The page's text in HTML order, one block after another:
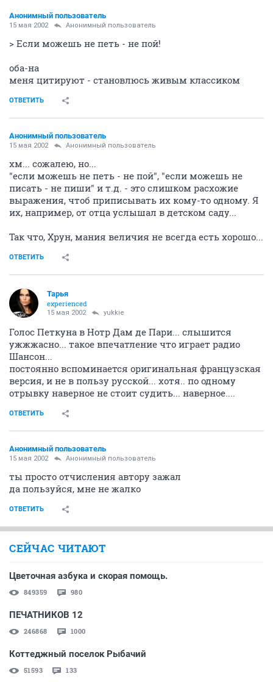
Анонимный пользователь
15 мая 2002 Анонимный пользователь
> Если можешь не петь - не пой!
оба-на
меня цитируют - становлюсь живым классиком
ОТВЕТИТЬ
Анонимный пользователь
15 мая 2002 Анонимный пользователь
хм... сожалею, но...
"если можешь не петь - не пой", "если можешь не
писать - не пиши" и т.д. - это слишком расхожие
выражения, чтоб приписывать их кому-то одному. Я
их, например, от отца услышал в детском саду...
Так что, Хрун, мания величия не всегда есть хорошо...
ОТВЕТИТЬ
Тарья
experienced
15 мая 2002 yukkie
Голос Петкуна в Нотр Дам де Пари... слышится
ужжжасно... такое впечатление что играет радио
Шансон...
постоянно вспоминается оригинальная французская
версия, и не в пользу русской... хотя.. по одному
отрывку наверное не стоит судить... наверное....
ОТВЕТИТЬ
Анонимный пользователь
15 мая 2002 Анонимный пользователь
ты просто отчисления автору зажал
да пользуйся, мне не жалко
ОТВЕТИТЬ
СЕЙЧАС ЧИТАЮТ
Цветочная азбука и скорая помощь.
849359 980
ПЕЧАТНИКОВ 12
246868 1000
Коттеджный поселок Рыбачий
51593 133